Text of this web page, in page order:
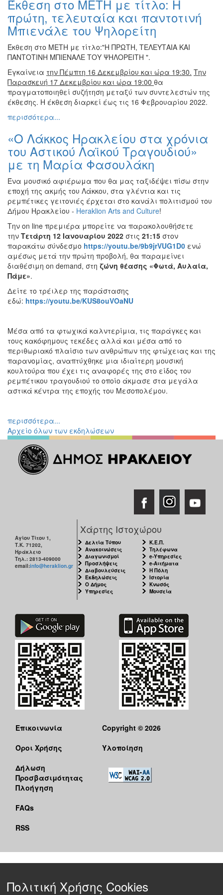
Βιβλίο
Ζωγραφική
Φωτογραφία
Τραγούδι
Κινηματογράφος
Χορός
Θέατρο
Παζάρι
Ειδών
Συνέδρια
Ημερίδες
Διημερίδες
Σεμινάρια-
Διαλέξεις-
Διάφορες
Εκθέσεις
Εκδηλώσεις
για
Άλλες
Εκδηλώσεις
ΤΟΠΟΣ
ΜΑΣ
ΠΟΛΙΤΙΣΜΟΣ
ΑΝΘΕΚΤΙΚΗ
Έκθεση στο ΜΕΤΗ με τίτλο: Η
πρώτη, τελευταία και παντοτινή
Μπιενάλε του Ψηλορείτη
Έκθεση στο ΜΕΤΗ με τίτλο:"Η ΠΡΩΤΗ, ΤΕΛΕΥΤΑΙΑ ΚΑΙ
ΠΑΝΤΟΤΙΝΗ ΜΠΙΕΝΑΛΕ ΤΟΥ ΨΗΛΟΡΕΙΤΗ ".
Εγκαίνεια την Πέμπτη 16 Δεκεμβρίου και ώρα 19:30. Την
Παρασκευή 17 Δεκεμβρίου και ώρα 19:00 θα
πραγματοποιηθεί συζήτηση μεταξύ των συντελεστών της
έκθεσης. Η έκθεση διαρκεί έως τις 16 Φεβρουαρίου 2022.
περισσότερα...
«Ο Λάκκος Ηρακλείου στα χρόνια
του Αστικού Λαϊκού Τραγουδιού»
με τη Μαρία Φασουλάκη
Ένα μουσικό αφιέρωμα που θα μας ταξιδέψει πίσω στην
εποχή της ακμής του Λάκκου, στα γλέντια και τις
ρεμπέτικες γειτονιές έρχεται στο κανάλι πολιτισμού του
Δήμου Ηρακλείου - Heraklion Arts and Culture!
Την on line πρεμιέρα μπορείτε να παρακολουθήσετε
την Τετάρτη 12 Ιανουαρίου 2022 στις 21:15 στον
παρακάτω σύνδεσμο https://youtu.be/9b9jrVUG1D0 ενώ
αμέσως μετά την πρώτη προβολή, θα παραμείνει
διαθέσιμη on demand, στη ζώνη θέασης «Φωτά, Αυλαία,
Πάμε».
Δείτε το τρέιλερ της παράστασης
εδώ: https://youtu.be/KUS8ouVOaNU
Μέσα από τα φτωχικά καλντερίμια, τις παράγκες και
τους κακόφημους τεκέδες αλλά και μέσα από το
περιθωριακό πλαίσιο των ανθρώπων της φτώχειας και της
παρανομίας, αναπτύχθηκε μια ιδιαίτερη μουσική
κουλτούρα που έχει τις αναφορές της στο είδος του
ρεμπέτικου τραγουδιού το οποίο άκμασε στα μεγάλα
αστικά κέντρα της εποχής του Μεσοπολέμου.
περισσότερα...
Αρχείο όλων των εκδηλώσεων
Αγίου Τίτου 1,
Τ.Κ. 71202,
Ηράκλειο
Τηλ.: 2813-409000
email:info@heraklion.gr
Χάρτης Ιστοχώρου
Δελτία Τύπου
Ανακοινώσεις
Διαγωνισμοί
Προσλήψεις
Διαβουλεύσεις
Εκδηλώσεις
Ο Δήμος
Υπηρεσίες
Κ.Ε.Π.
Τηλέφωνα
e-Υπηρεσίες
e-Αιτήματα
Η Πόλη
Ιστορία
Κνωσός
Μουσεία
Επικοινωνία
Όροι Χρήσης
Δήλωση
Προσβασιμότητας
Πλοήγηση
FAQs
RSS
Copyright © 2026
Υλοποίηση
Πολιτική Χρήσης Cookies